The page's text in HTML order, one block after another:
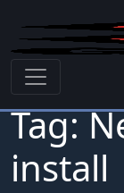
Skip to main
Tag:
install